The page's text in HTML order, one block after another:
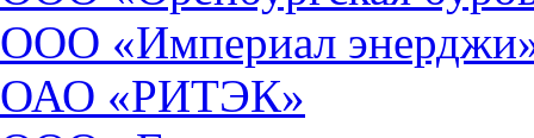
ООО «Империал
ОАО «РИТЭК»